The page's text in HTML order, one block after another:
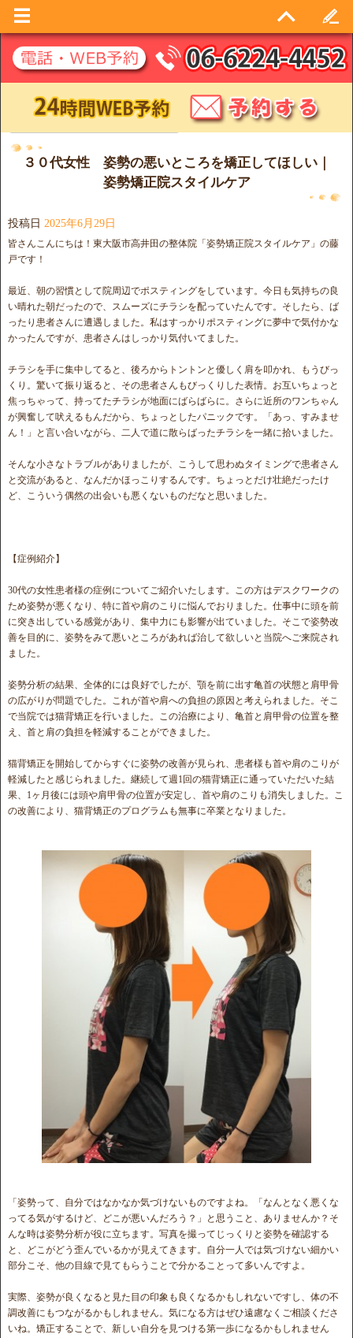
日別アーカイブ: 2025年6月29日
３０代女性 姿勢の悪いところを矯正してほしい｜
姿勢矯正院スタイルケア
投稿日 2025年6月29日
皆さんこんにちは！東大阪市高井田の整体院「姿勢矯正院スタイルケア」の藤
戸です！
最近、朝の習慣として院周辺でポスティングをしています。今日も気持ちの良
い晴れた朝だったので、スムーズにチラシを配っていたんです。そしたら、ば
ったり患者さんに遭遇しました。私はすっかりポスティングに夢中で気付かな
かったんですが、患者さんはしっかり気付いてました。
チラシを手に集中してると、後ろからトントンと優しく肩を叩かれ、もうびっ
くり。驚いて振り返ると、その患者さんもびっくりした表情。お互いちょっと
焦っちゃって、持ってたチラシが地面にばらばらに。さらに近所のワンちゃん
が興奮して吠えるもんだから、ちょっとしたパニックです。「あっ、すみませ
ん！」と言い合いながら、二人で道に散らばったチラシを一緒に拾いました。
そんな小さなトラブルがありましたが、こうして思わぬタイミングで患者さん
と交流があると、なんだかほっこりするんです。ちょっとだけ壮絶だったけ
ど、こういう偶然の出会いも悪くないものだなと思いました。
【症例紹介】
30代の女性患者様の症例についてご紹介いたします。この方はデスクワークの
ため姿勢が悪くなり、特に首や肩のこりに悩んでおりました。仕事中に頭を前
に突き出している感覚があり、集中力にも影響が出ていました。そこで姿勢改
善を目的に、姿勢をみて悪いところがあれば治して欲しいと当院へご来院され
ました。
姿勢分析の結果、全体的には良好でしたが、顎を前に出す亀首の状態と肩甲骨
の広がりが問題でした。これが首や肩への負担の原因と考えられました。そこ
で当院では猫背矯正を行いました。この治療により、亀首と肩甲骨の位置を整
え、首と肩の負担を軽減することができました。
猫背矯正を開始してからすぐに姿勢の改善が見られ、患者様も首や肩のこりが
軽減したと感じられました。継続して週1回の猫背矯正に通っていただいた結
果、1ヶ月後には頭や肩甲骨の位置が安定し、首や肩のこりも消失しました。こ
の改善により、猫背矯正のプログラムも無事に卒業となりました。
「姿勢って、自分ではなかなか気づけないものですよね。「なんとなく悪くな
ってる気がするけど、どこが悪いんだろう？」と思うこと、ありませんか？そ
んな時は姿勢分析が役に立ちます。写真を撮ってじっくりと姿勢を確認する
と、どこがどう歪んでいるかが見えてきます。自分一人では気づけない細かい
部分こそ、他の目線で見てもらうことで分かることって多いんですよ。
実際、姿勢が良くなると見た目の印象も良くなるかもしれないですし、体の不
調改善にもつながるかもしれません。気になる方はぜひ遠慮なくご相談くださ
いね。矯正することで、新しい自分を見つける第一歩になるかもしれません